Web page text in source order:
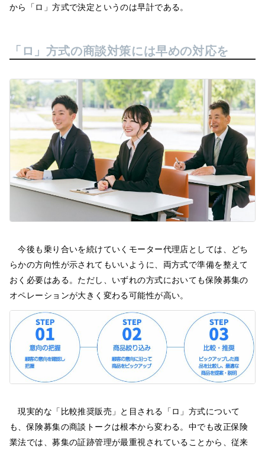
から「ロ」方式で決定というのは早計である。
「ロ」方式の商談対策には早めの対応を
今後も乗り合いを続けていくモーター代理店としては、どち
らかの方向性が示されてもいいように、両方式で準備を整えて
おく必要はある。ただし、いずれの方式においても保険募集の
オペレーションが大きく変わる可能性が高い。
現実的な「比較推奨販売」と目される「ロ」方式について
も、保険募集の商談トークは根本から変わる。中でも改正保険
業法では、募集の証跡管理が最重視されていることから、従来